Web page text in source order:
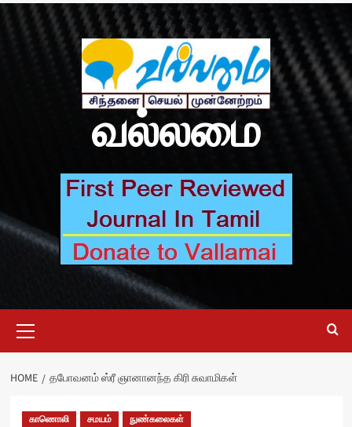
வல்லமை
Menu
HOME தபோவனம் ஸ்ரீ ஞானானந்த கிரி சுவாமிகள்
காணொலி சமயம் நுண்கலைகள்